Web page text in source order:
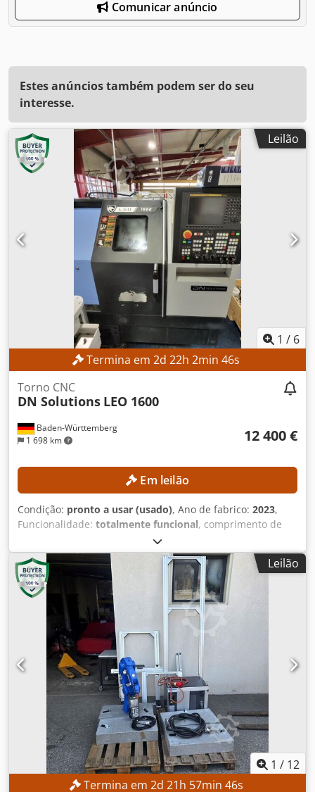
Comunicar anúncio
Estes anúncios também podem ser do seu
interesse.
Leilão
1 / 6
Termina em 2d 22h 2min 45s
Baden-Württemberg
1 698 km
Torno CNC
DN Solutions LEO 1600
12 400 €
Em leilão
Condição: pronto a usar (usado), Ano de fabrico: 2023,
Funcionalidade: totalmente funcional, comprimento de
, diâmetro de torneamento:
mm, furo da árvore:52 mm, velocidade do fuso (máx.):
4 500 rpm
, modelo de controlador:FANUC CNC
máquina pode ser inspecionada com um prazo de entrega
de três dias. DETALHES TÉCNICOS Diâmetro máximo de
torneamento: aprox. 300 mm Comprimento máximo de
torneamento: aprox. 300 mm Dcjdpfx Ahoznb Ntorek
Diâmetro do furo do eixo: aprox. 52 mm Velocidade
máxima do eixo principal: 4.500 rpm Torreta de
ferramentas: 12 posições DETALHES DA MÁQUINA
Controlo: FANUC CNC Peso da máquina: aprox. 2.200 kg
Horas de funcionamento: aprox. 6.458 h Horas do eixo:
aprox. 4.300 h Tensão: CA 380 V (com ou sem
transformador) Potência nominal: 14,97 kVA Corrente em
carga total: 22,74 A Capacidade de interrupção: 5 kA
Capacidade de curto-circuito: 10 kA Potência do motor
elétrico, segundo o fabricante: 7,5 kW EQUIPAMENTO
Leilão
1 / 12
Termina em 2d 21h 57min 45s